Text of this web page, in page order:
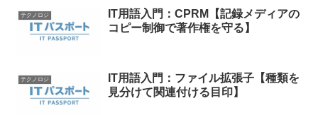
テクノロジ
IT用語入門：CPRM【記録メディアの
コピー制御で著作権を守る】
テクノロジ
IT用語入門：ファイル拡張子【種類を
見分けて関連付ける目印】